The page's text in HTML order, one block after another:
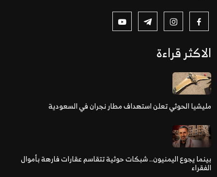
الاكثر قراءة
مليشيا الحوثي تعلن استهداف مطار نجران في السعودية
بينما يجوع اليمنيون.. شبكات حوثية تتقاسم عقارات فارهة بأموال
الفقراء